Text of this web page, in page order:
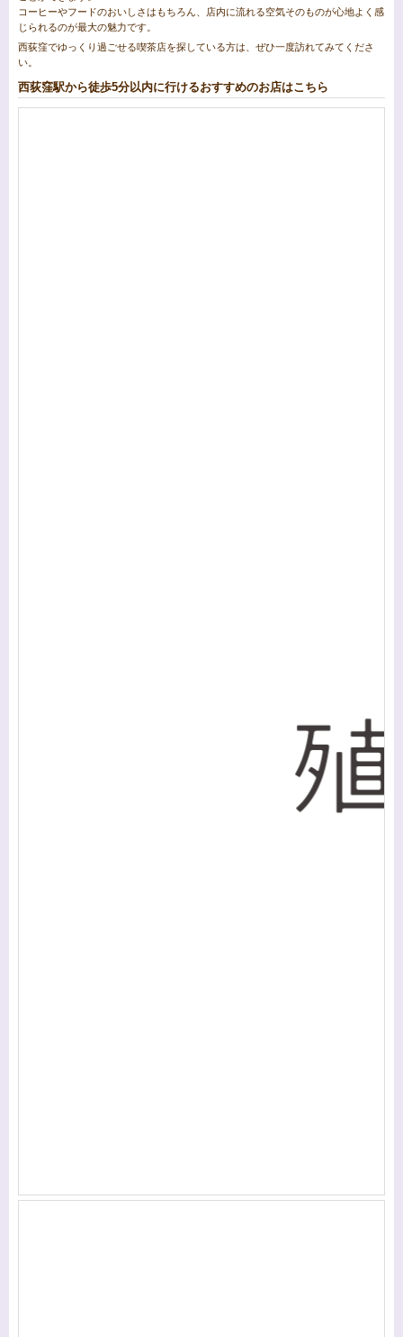
コーヒーやフードのおいしさはもちろん、店内に流れる空気そのものが心地よく感
じられるのが最大の魅力です。
西荻窪でゆっくり過ごせる喫茶店を探している方は、ぜひ一度訪れてみてくださ
い。
西荻窪駅から徒歩5分以内に行けるおすすめのお店はこちら